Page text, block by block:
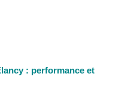
: performance et